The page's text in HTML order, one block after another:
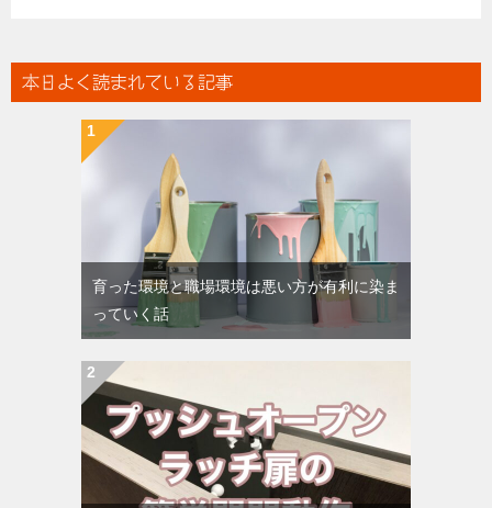
本日よく読まれている記事
育った環境と職場環境は悪い方が有利に染ま
っていく話